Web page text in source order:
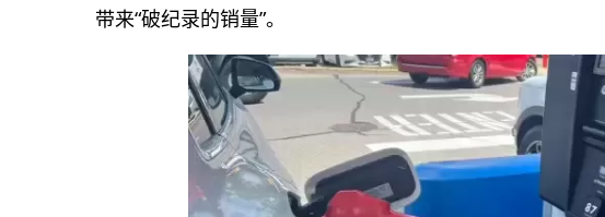
带来“破纪录的销量”。